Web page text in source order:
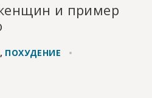
и пример
, ПОХУДЕНИЕ